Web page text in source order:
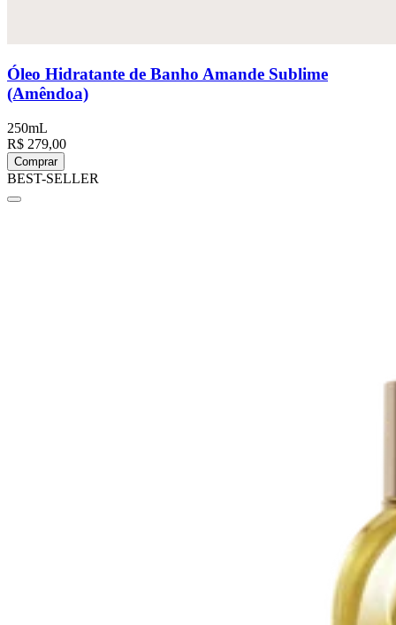
Óleo Hidratante de Banho Amande Sublime
(Amêndoa)
250mL
R$ 279,00
Comprar
BEST-SELLER